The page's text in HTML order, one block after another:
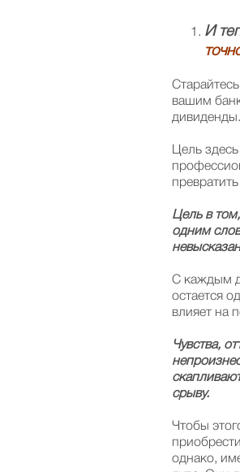
И
вашим
дивиденды.
Цель
Цель в
одним
С каждым
остается
влияет на
Чувства,
срыву.
Чтобы
однако,